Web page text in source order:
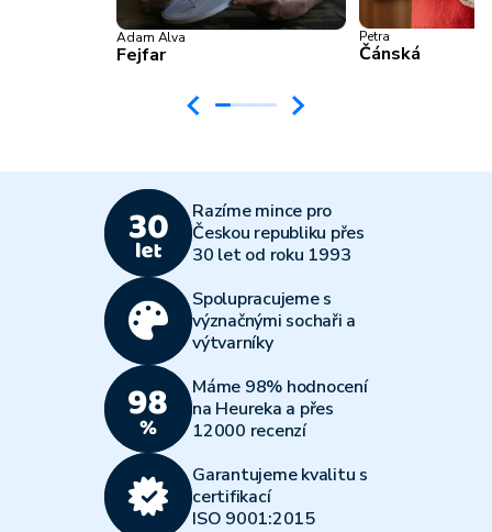
Adam Alva
Fejfar
Petra
Čánská
Razíme mince pro
Českou republiku přes
30 let od roku 1993
Spolupracujeme s
význačnými sochaři a
výtvarníky
Máme 98% hodnocení
na Heureka a přes
12000 recenzí
Garantujeme kvalitu s
certifikací
ISO 9001:2015